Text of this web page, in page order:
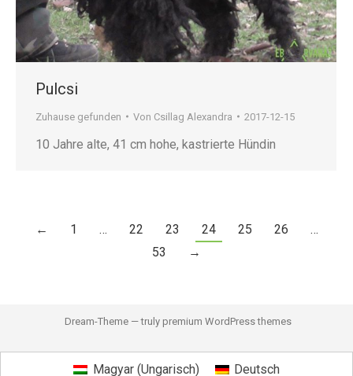
Pulcsi
Zuhause gefunden Von Csillag Alexandra 2017-12-15
10 Jahre alte, 41 cm hohe, kastrierte Hündin
← 1 … 22 23 24 25 26
…
53
→
Dream-Theme — truly premium WordPress themes
Magyar(Ungarisch) Deutsch